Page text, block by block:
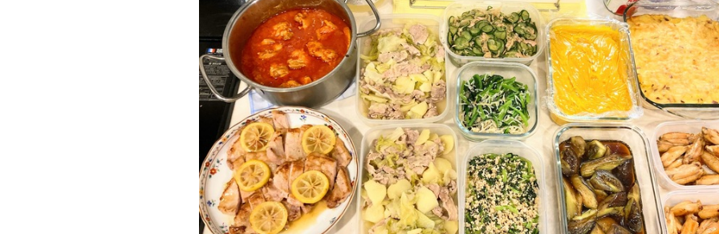
小松菜ともやしのしらす和え
切り干し大根ときゅうりのツナサラダ
ナスの焼き浸し
小松菜の鶏そぼろ
カボチャのポタージュ
さつまいものグラタン
鶏肉のトマト煮込み
ポークソテー レモンバターソース
鶏スペアリブの照り焼き
豚肉とキャベツの塩肉じゃが